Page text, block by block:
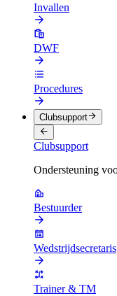
Invallen
DWF
Procedures
Clubsupport
Clubsupport
Ondersteuning
Bestuurder
Wedstrijdsecretaris
Trainer & TM